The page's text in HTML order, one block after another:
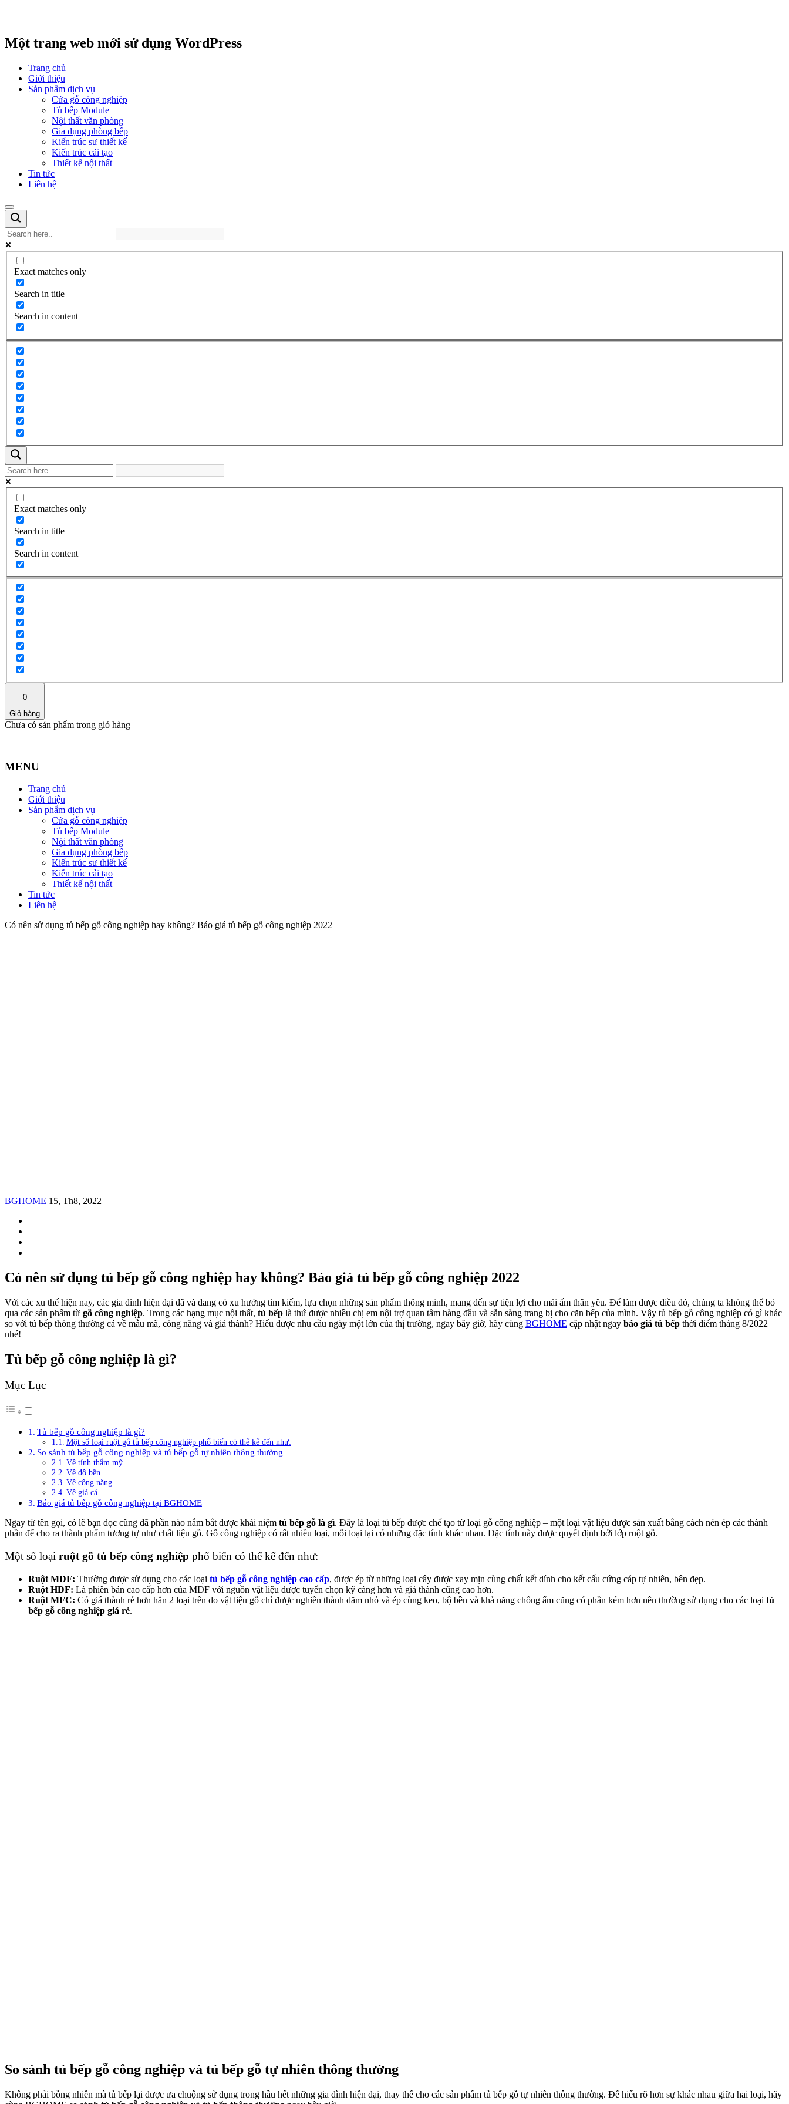
Một trang web mới sử dụng WordPress
Trang chủ
Giới thiệu
Sản phẩm dịch vụ
Cửa gỗ công nghiệp
Tủ bếp Module
Nội thất văn phòng
Gia dụng phòng bếp
Kiến trúc sư thiết kế
Kiến trúc cải tạo
Thiết kế nội thất
Tin tức
Liên hệ
Exact matches only
Search in title
Search in content
Exact matches only
Search in title
Search in content
0
Giỏ hàng
Chưa có sản phẩm trong giỏ hàng
MENU
Trang chủ
Giới thiệu
Sản phẩm dịch vụ
Cửa gỗ công nghiệp
Tủ bếp Module
Nội thất văn phòng
Gia dụng phòng bếp
Kiến trúc sư thiết kế
Kiến trúc cải tạo
Thiết kế nội thất
Tin tức
Liên hệ
Có nên sử dụng tủ bếp gỗ công nghiệp hay không? Báo giá tủ bếp gỗ công nghiệp 2022
BGHOME 15, Th8, 2022
Có nên sử dụng tủ bếp gỗ công nghiệp hay không? Báo giá tủ bếp gỗ công nghiệp 2022
Với các xu thế hiện nay, các gia đình hiện đại đã và đang có xu hướng tìm kiếm, lựa chọn những sản phẩm thông minh, mang đến sự tiện lợi cho mái ấm thân yêu. Để làm được điều đó, chúng ta không thể bỏ
qua các sản phẩm từ gỗ công nghiệp. Trong các hạng mục nội thất, tủ bếp là thứ được nhiều chị em nội trợ quan tâm hàng đầu và sẵn sàng trang bị cho căn bếp của mình. Vậy tủ bếp gỗ công nghiệp có gì khác
so với tủ bếp thông thường cả về mẫu mã, công năng và giá thành? Hiểu được nhu cầu ngày một lớn của thị trường, ngay bây giờ, hãy cùng BGHOME cập nhật ngay báo giá tủ bếp thời điểm tháng 8/2022
nhé!
Tủ bếp gỗ công nghiệp là gì?
Mục Lục
Tủ bếp gỗ công nghiệp là gì?
Một số loại ruột gỗ tủ bếp công nghiệp phổ biến có thể kể đến như:
So sánh tủ bếp gỗ công nghiệp và tủ bếp gỗ tự nhiên thông thường
Về tính thẩm mỹ
Về độ bền
Về công năng
Về giá cả
Báo giá tủ bếp gỗ công nghiệp tại BGHOME
Ngay từ tên gọi, có lẽ bạn đọc cũng đã phần nào nắm bắt được khái niệm tủ bếp gỗ là gì. Đây là loại tủ bếp được chế tạo từ loại gỗ công nghiệp – một loại vật liệu được sản xuất bằng cách nén ép các thành
phần để cho ra thành phẩm tương tự như chất liệu gỗ. Gỗ công nghiệp có rất nhiều loại, mỗi loại lại có những đặc tính khác nhau. Đặc tính này được quyết định bởi lớp ruột gỗ.
Một số loại ruột gỗ tủ bếp công nghiệp phổ biến có thể kể đến như:
Ruột MDF: Thường được sử dụng cho các loại tủ bếp gỗ công nghiệp cao cấp, được ép từ những loại cây được xay mịn cùng chất kết dính cho kết cấu cứng cáp tự nhiên, bên đẹp.
Ruột HDF: Là phiên bản cao cấp hơn của MDF với nguồn vật liệu được tuyển chọn kỹ càng hơn và giá thành cũng cao hơn.
Ruột MFC: Có giá thành rẻ hơn hẳn 2 loại trên do vật liệu gỗ chỉ được nghiền thành dăm nhỏ và ép cùng keo, bộ bền và khả năng chống ẩm cũng có phần kém hơn nên thường sử dụng cho các loại tủ
bếp gỗ công nghiệp giá rẻ.
So sánh tủ bếp gỗ công nghiệp và tủ bếp gỗ tự nhiên thông thường
Không phải bỗng nhiên mà tủ bếp lại được ưa chuộng sử dụng trong hầu hết những gia đình hiện đại, thay thế cho các sản phẩm tủ bếp gỗ tự nhiên thông thường. Để hiểu rõ hơn sự khác nhau giữa hai loại, hãy